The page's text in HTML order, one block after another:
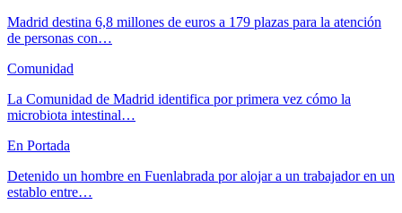
Madrid destina 6,8 millones de euros a 179 plazas para la atención
de personas con…
Comunidad
La Comunidad de Madrid identifica por primera vez cómo la
microbiota intestinal…
En Portada
Detenido un hombre en Fuenlabrada por alojar a un trabajador en un
establo entre…